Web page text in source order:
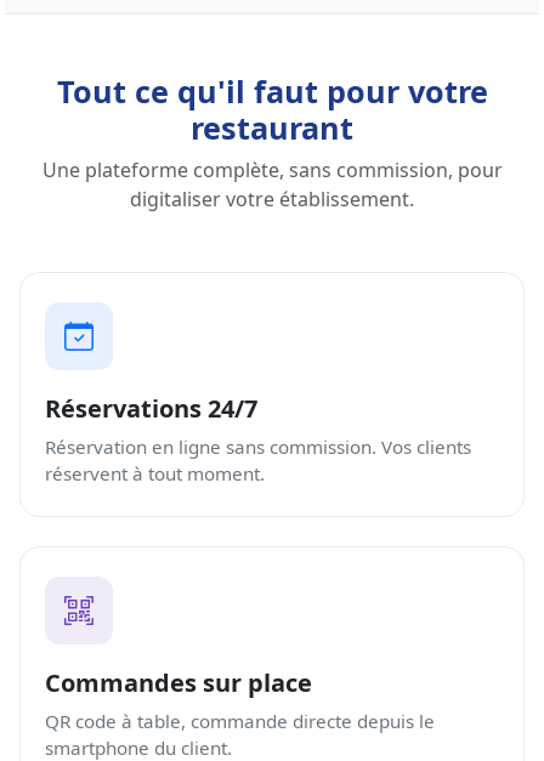
Tout ce qu'il faut pour votre
restaurant
Une plateforme complète, sans commission, pour
digitaliser votre établissement.
Réservations 24/7
Réservation en ligne sans commission. Vos clients
réservent à tout moment.
Commandes sur place
QR code à table, commande directe depuis le
smartphone du client.